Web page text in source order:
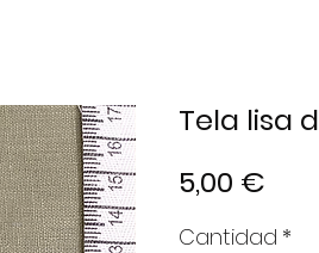
Tela lisa
5,00 €
Cantidad *